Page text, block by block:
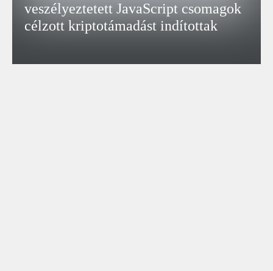
veszélyeztetett JavaScript csomagok
célzott kriptotámadást indítottak